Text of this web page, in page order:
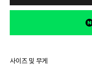
사이즈 및 무게